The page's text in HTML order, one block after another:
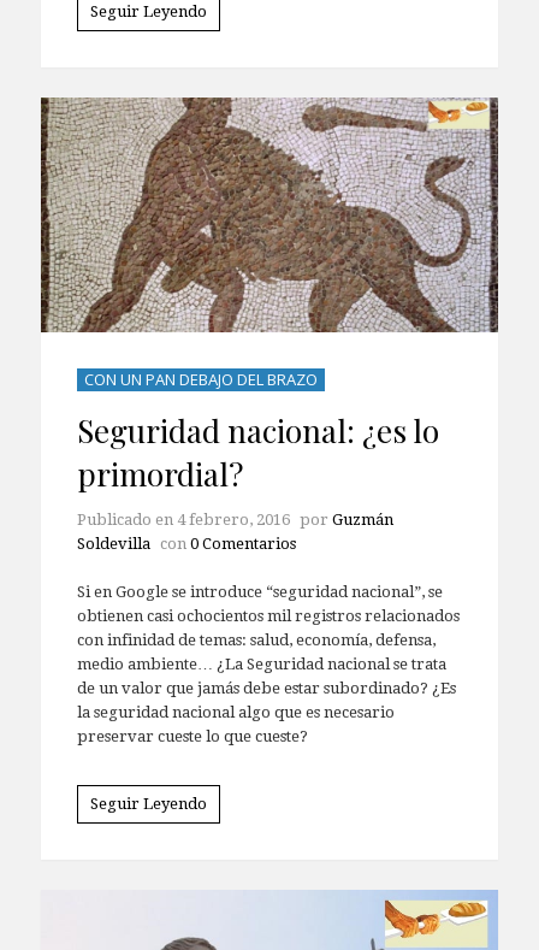
Seguir Leyendo
CON UN PAN DEBAJO DEL BRAZO
Seguridad nacional: ¿es lo
primordial?
Publicado en 4 febrero, 2016 por Guzmán
Soldevilla
con 0 Comentarios
Si en Google se introduce “seguridad nacional”, se
obtienen casi ochocientos mil registros relacionados
con infinidad de temas: salud, economía, defensa,
medio ambiente… ¿La Seguridad nacional se trata
de un valor que jamás debe estar subordinado? ¿Es
la seguridad nacional algo que es necesario
preservar cueste lo que cueste?
Seguir Leyendo